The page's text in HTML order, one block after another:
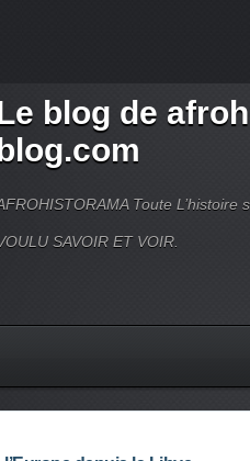
blog de
Toute L’histoire
SAVOIR ET VOIR.